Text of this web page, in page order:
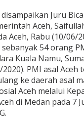
V
r
u
s
C
o
r
o
n
a
Juru
Aceh,
Aceh, Rabu (10/06/
54 orang
Kuala Namu,
PMI asal Aceh
ke daerah asal
Aceh melalui
di Medan pada 7